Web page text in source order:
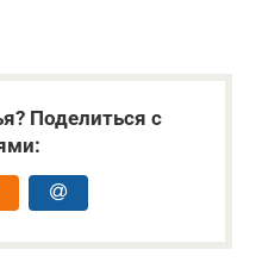
Поделиться с